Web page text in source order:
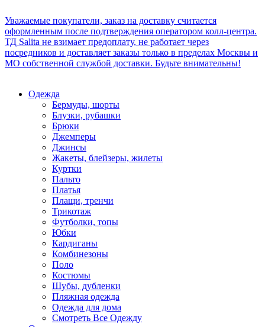
Уважаемые покупатели, заказ на доставку считается
оформленным после подтверждения оператором колл-центра.
ТД Salita не взимает предоплату, не работает через
посредников и доставляет заказы только в пределах Москвы и
МО собственной службой доставки. Будьте внимательны!
Одежда
Бермуды, шорты
Блузки, рубашки
Брюки
Джемперы
Джинсы
Жакеты, блейзеры, жилеты
Куртки
Пальто
Платья
Плащи, тренчи
Трикотаж
Футболки, топы
Юбки
Кардиганы
Комбинезоны
Поло
Костюмы
Шубы, дубленки
Пляжная одежда
Одежда для дома
Смотреть Все Одежду